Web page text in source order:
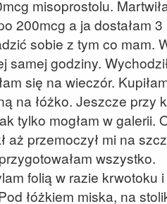
misoprostolu.
200mcg a ja dostałam
sobie z tym co mam.
samej godziny.
się na wieczór.
na łóżko. Jeszcze przy
tylko mogłam w galerii.
aż przemoczył mi na
wszystko.
folią w razie krwotoku
łóżkiem miska, na